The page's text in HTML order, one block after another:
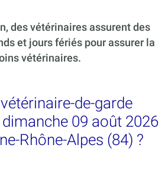
des vétérinaires assurent des
et jours fériés pour assurer la
vétérinaires.
de-garde
09 août 2026
Rhône-Alpes (84) ?